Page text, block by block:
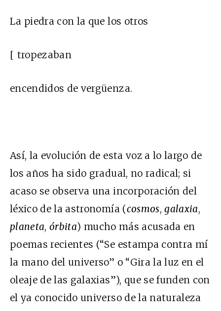
La piedra con la que los otros
[ tropezaban
encendidos de vergüenza.
Así, la evolución de esta voz a lo largo de
los años ha sido gradual, no radical; si
acaso se observa una incorporación del
léxico de la astronomía (cosmos,galaxia,
planeta,órbita) mucho más acusada en
poemas recientes (“Se estampa contra mí
la mano del universo” o “Gira la luz en el
oleaje de las galaxias”), que se funden con
el ya conocido universo de la naturaleza